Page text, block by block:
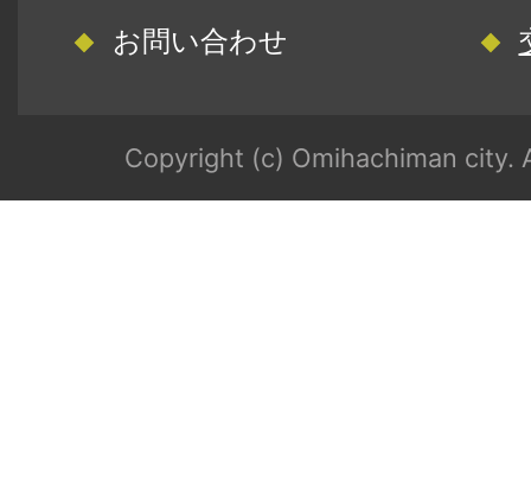
お問い合わせ
Copyright (c) Omihachiman city.